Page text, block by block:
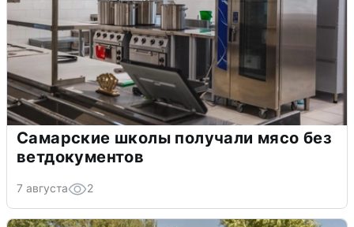
Самарские школы получали мясо без
ветдокументов
7 августа 2